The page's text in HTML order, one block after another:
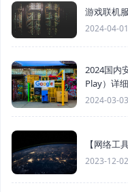
游戏联机
2024-04-01
2024国内
Play）详
2024-03-03
【网络工
2023-12-02